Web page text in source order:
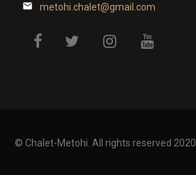
metohi.chalet@gmail.com
© Chalet-Metohi. All rights reserved 2020.